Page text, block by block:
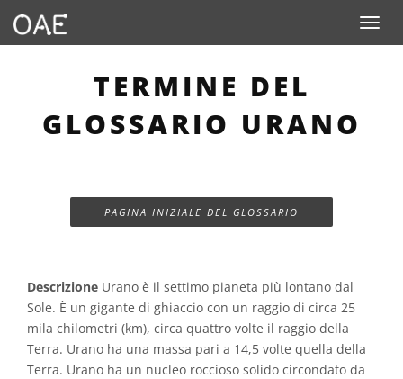
Toggle
TERMINE DEL
GLOSSARIO URANO
PAGINA INIZIALE DEL GLOSSARIO
Descrizione Urano è il settimo pianeta più lontano dal
Sole. È un gigante di ghiaccio con un raggio di circa 25
mila chilometri (km), circa quattro volte il raggio della
Terra. Urano ha una massa pari a 14,5 volte quella della
Terra. Urano ha un nucleo roccioso solido circondato da